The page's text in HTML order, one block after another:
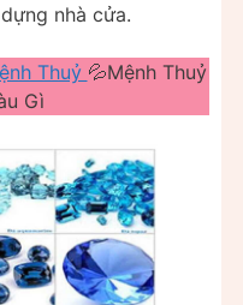
nhà cửa.
Thuỷ 💦Mệnh Thuỷ
Gì